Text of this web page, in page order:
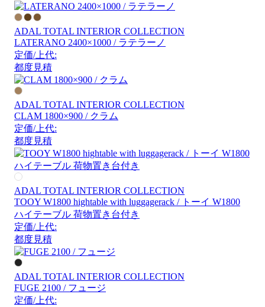
ADAL TOTAL INTERIOR COLLECTION
LATERANO 2400×1000 / ラテラーノ
定価/上代:
都度見積
ADAL TOTAL INTERIOR COLLECTION
CLAM 1800×900 / クラム
定価/上代:
都度見積
ADAL TOTAL INTERIOR COLLECTION
TOOY W1800 hightable with luggagerack / トーイ W1800
ハイテーブル 荷物置き台付き
定価/上代:
都度見積
ADAL TOTAL INTERIOR COLLECTION
FUGE 2100 / フュージ
定価/上代: